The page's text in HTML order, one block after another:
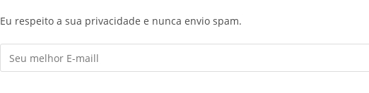
Eu respeito a sua privacidade e nunca envio spam.